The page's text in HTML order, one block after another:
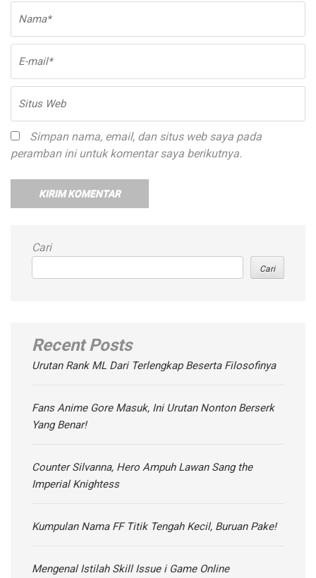
Simpan nama, email, dan situs web saya pada
peramban ini untuk komentar saya berikutnya.
Cari
Cari
Recent Posts
Urutan Rank ML Dari Terlengkap Beserta Filosofinya
Fans Anime Gore Masuk, Ini Urutan Nonton Berserk
Yang Benar!
Counter Silvanna, Hero Ampuh Lawan Sang the
Imperial Knightess
Kumpulan Nama FF Titik Tengah Kecil, Buruan Pake!
Mengenal Istilah Skill Issue i Game Online